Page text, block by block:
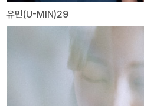
유민(U-MIN)29